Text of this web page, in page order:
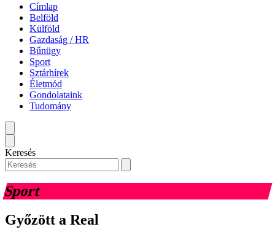
Címlap
Belföld
Külföld
Gazdaság / HR
Bűnügy
Sport
Sztárhírek
Életmód
Gondolataink
Tudomány
Keresés
Sport
Győzött a Real